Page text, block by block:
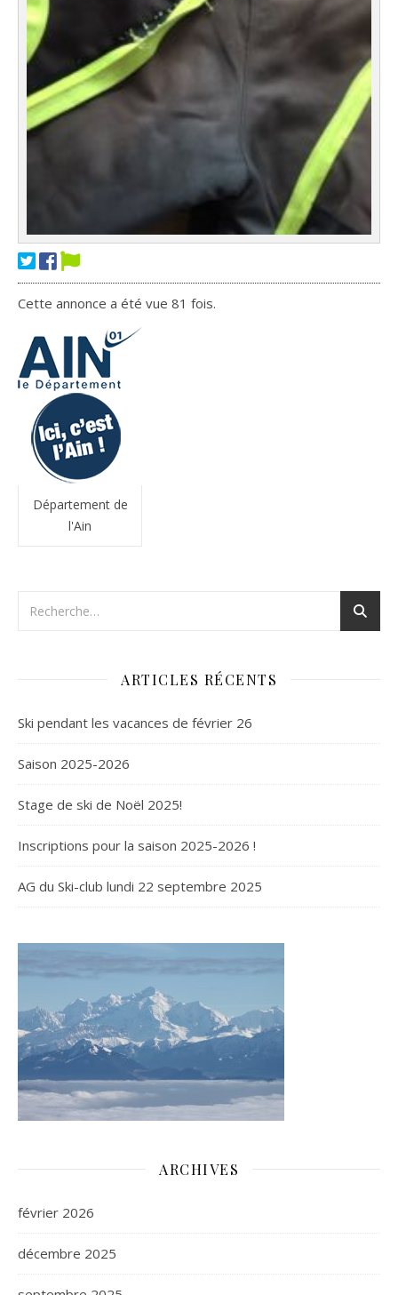
Cette annonce a été vue 81 fois.
Département de
l'Ain
ARTICLES RÉCENTS
Ski pendant les vacances de février 26
Saison 2025-2026
Stage de ski de Noël 2025!
Inscriptions pour la saison 2025-2026 !
AG du Ski-club lundi 22 septembre 2025
ARCHIVES
février 2026
décembre 2025